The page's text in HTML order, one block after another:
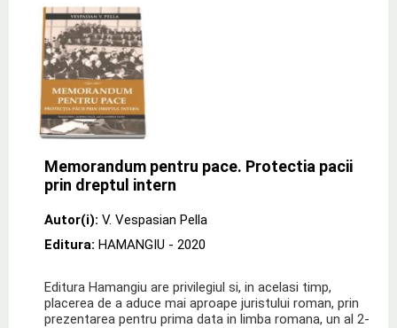
Memorandum pentru pace. Protectia pacii
prin dreptul intern
Autor(i): V. Vespasian Pella
Editura: HAMANGIU - 2020
Editura Hamangiu are privilegiul si, in acelasi timp,
placerea de a aduce mai aproape juristului roman, prin
prezentarea pentru prima data in limba romana, un al 2-